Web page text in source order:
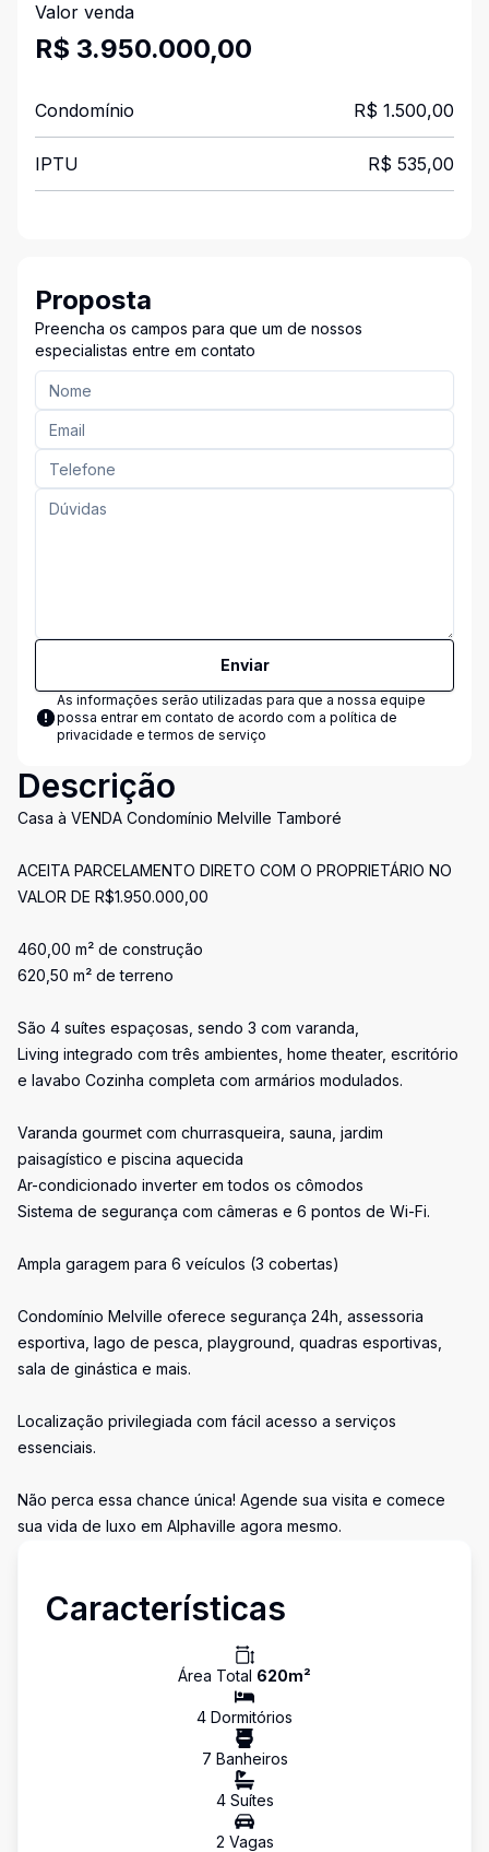
Valor venda
R$ 3.950.000,00
Condomínio R$ 1.500,00
IPTU R$ 535,00
Proposta
Preencha os campos para que um de nossos
especialistas entre em contato
Enviar
As informações serão utilizadas para que a nossa equipe
possa entrar em contato de acordo com a política de
privacidade e termos de serviço
Descrição
Casa à VENDA Condomínio Melville Tamboré
ACEITA PARCELAMENTO DIRETO COM O PROPRIETÁRIO NO
VALOR DE R$1.950.000,00
460,00 m² de construção
620,50 m² de terreno
São 4 suítes espaçosas, sendo 3 com varanda,
Living integrado com três ambientes, home theater, escritório
e lavabo Cozinha completa com armários modulados.
Varanda gourmet com churrasqueira, sauna, jardim
paisagístico e piscina aquecida
Ar-condicionado inverter em todos os cômodos
Sistema de segurança com câmeras e 6 pontos de Wi-Fi.
Ampla garagem para 6 veículos (3 cobertas)
Condomínio Melville oferece segurança 24h, assessoria
esportiva, lago de pesca, playground, quadras esportivas,
sala de ginástica e mais.
Localização privilegiada com fácil acesso a serviços
essenciais.
Não perca essa chance única! Agende sua visita e comece
sua vida de luxo em Alphaville agora mesmo.
Características
Área Total 620m²
4 Dormitórios
7 Banheiros
4Suítes
2 Vagas